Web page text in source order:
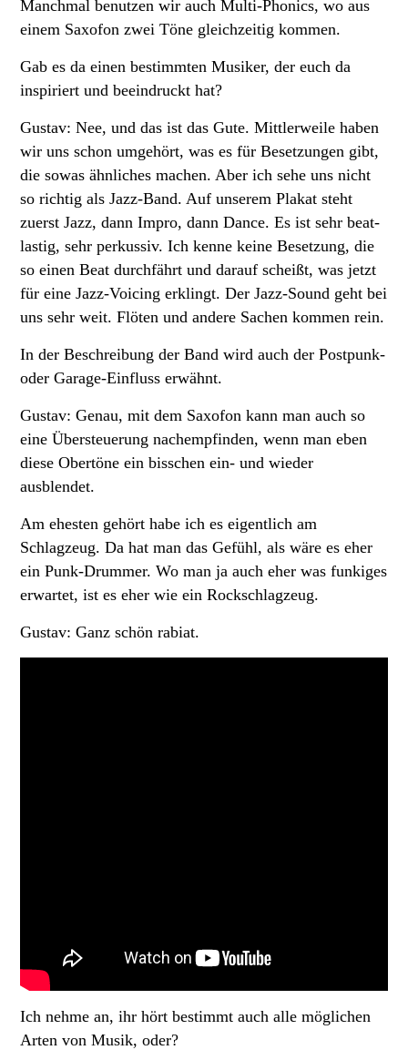
Manchmal benutzen wir auch Multi-Phonics, wo aus
einem Saxofon zwei Töne gleichzeitig kommen.
Gab es da einen bestimmten Musiker, der euch da
inspiriert und beeindruckt hat?
Gustav: Nee, und das ist das Gute. Mittlerweile haben
wir uns schon umgehört, was es für Besetzungen gibt,
die sowas ähnliches machen. Aber ich sehe uns nicht
so richtig als Jazz-Band. Auf unserem Plakat steht
zuerst Jazz, dann Impro, dann Dance. Es ist sehr beat-
lastig, sehr perkussiv. Ich kenne keine Besetzung, die
so einen Beat durchfährt und darauf scheißt, was jetzt
für eine Jazz-Voicing erklingt. Der Jazz-Sound geht bei
uns sehr weit. Flöten und andere Sachen kommen rein.
In der Beschreibung der Band wird auch der Postpunk-
oder Garage-Einfluss erwähnt.
Gustav: Genau, mit dem Saxofon kann man auch so
eine Übersteuerung nachempfinden, wenn man eben
diese Obertöne ein bisschen ein- und wieder
ausblendet.
Am ehesten gehört habe ich es eigentlich am
Schlagzeug. Da hat man das Gefühl, als wäre es eher
ein Punk-Drummer. Wo man ja auch eher was funkiges
erwartet, ist es eher wie ein Rockschlagzeug.
Gustav: Ganz schön rabiat.
Ich nehme an, ihr hört bestimmt auch alle möglichen
Arten von Musik, oder?